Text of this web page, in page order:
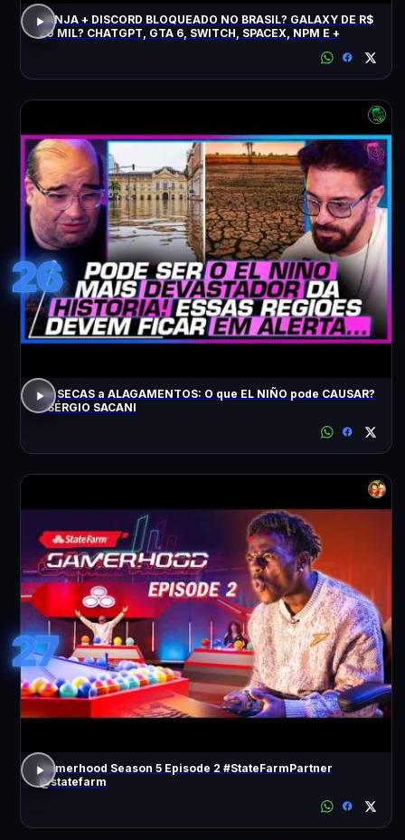
JANJA + DISCORD BLOQUEADO NO BRASIL? GALAXY DE R$
20 MIL? CHATGPT, GTA 6, SWITCH, SPACEX, NPM E +
26
De SECAS a ALAGAMENTOS: O que EL NIÑO pode CAUSAR?
- SÉRGIO SACANI
27
Gamerhood Season 5 Episode 2 #StateFarmPartner
@statefarm